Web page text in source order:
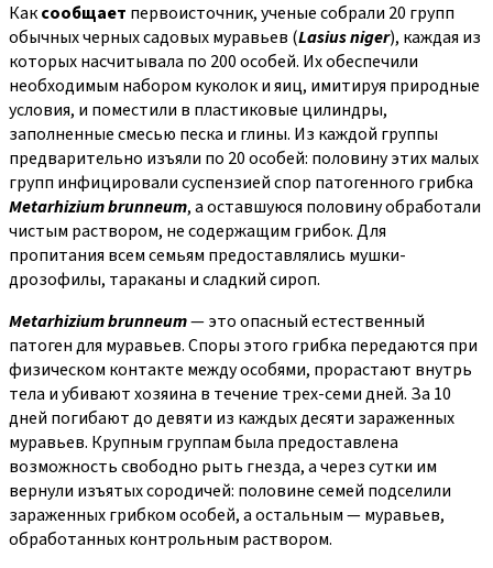
Каксообщает первоисточник, ученые собрали 20 групп
обычных черных садовых муравьев (Lasius niger), каждая из
которых насчитывала по 200 особей. Их обеспечили
необходимым набором куколок и яиц, имитируя природные
условия, и поместили в пластиковые цилиндры,
заполненные смесью песка и глины. Из каждой группы
предварительно изъяли по 20 особей: половину этих малых
групп инфицировали суспензией спор патогенного грибка
Metarhizium brunneum, а оставшуюся половину обработали
чистым раствором, не содержащим грибок. Для
пропитания всем семьям предоставлялись мушки-
дрозофилы, тараканы и сладкий сироп.
Metarhizium brunneum— это опасный естественный
патоген для муравьев. Споры этого грибка передаются при
физическом контакте между особями, прорастают внутрь
тела и убивают хозяина в течение трех-семи дней. За 10
дней погибают до девяти из каждых десяти зараженных
муравьев. Крупным группам была предоставлена
возможность свободно рыть гнезда, а через сутки им
вернули изъятых сородичей: половине семей подселили
зараженных грибком особей, а остальным — муравьев,
обработанных контрольным раствором.